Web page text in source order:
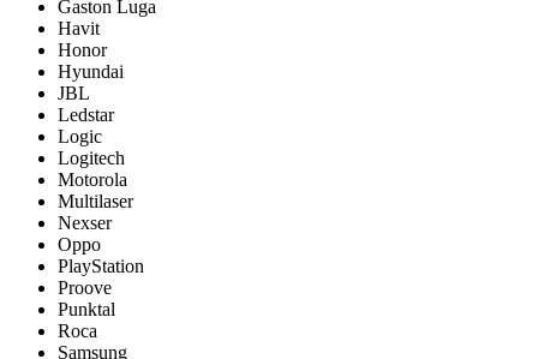
Gaston Luga
Havit
Honor
Hyundai
JBL
Ledstar
Logic
Logitech
Motorola
Multilaser
Nexser
Oppo
PlayStation
Proove
Punktal
Roca
Samsung